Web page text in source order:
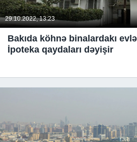
29.10.2022, 13:23
Bakıda köhnə binalardakı
İpoteka qaydaları dəyişir